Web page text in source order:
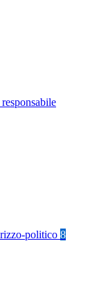
politico 8